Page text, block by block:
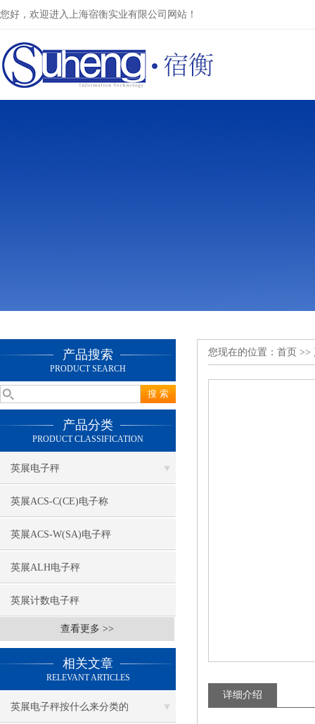
您好，欢迎进入上海宿衡实业有限公司网站！
产品搜索
PRODUCT SEARCH
产品分类
PRODUCT CLASSIFICATION
英展电子秤
英展ACS-C(CE)电子称
英展ACS-W(SA)电子秤
英展ALH电子秤
英展计数电子秤
查看更多 >>
相关文章
RELEVANT ARTICLES
英展电子秤按什么来分类的
您现在的位置： 首页 >>
详细介绍